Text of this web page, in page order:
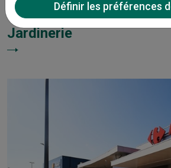
Jardinerie
Définir les préférences